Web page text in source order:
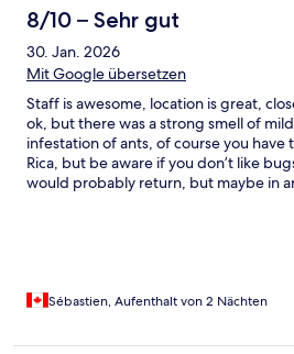
8/10 – Sehr gut
30. Jan. 2026
Mit Google übersetzen
Staff is awesome, location is great,
ok, but there was a strong smell of
infestation of ants, of course you have
Rica, but be aware if you don’t like
would probably return, but maybe in
Sébastien, Aufenthalt von 2 Nächten